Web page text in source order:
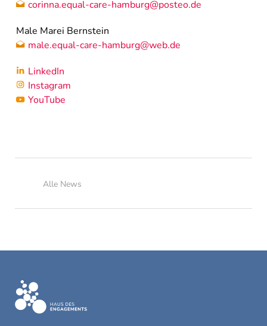
corinna.equal-care-hamburg@posteo.de
Male Marei Bernstein
male.equal-care-hamburg@web.de
LinkedIn
Instagram
YouTube
Alle News